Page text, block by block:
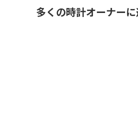
多くの時計オーナー